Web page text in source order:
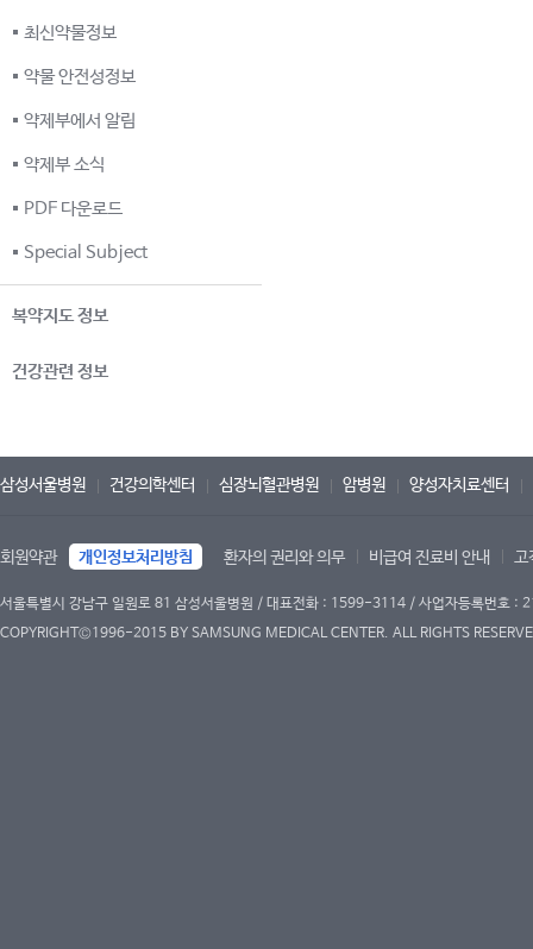
최신약물정보
약물 안전성정보
약제부에서 알림
약제부 소식
PDF 다운로드
Special Subject
복약지도 정보
건강관련 정보
삼성서울병원 건강의학센터 심장뇌혈관병원 암병원 양성자치료센터
회원약관 개인정보처리방침 환자의 권리와 의무 비급여 진료비 안내 고
서울특별시 강남구 일원로 81 삼성서울병원 / 대표전화 : 1599-3114 / 사업자등록번호
COPYRIGHT©1996-2015 BY SAMSUNG MEDICAL CENTER. ALL RIGHTS